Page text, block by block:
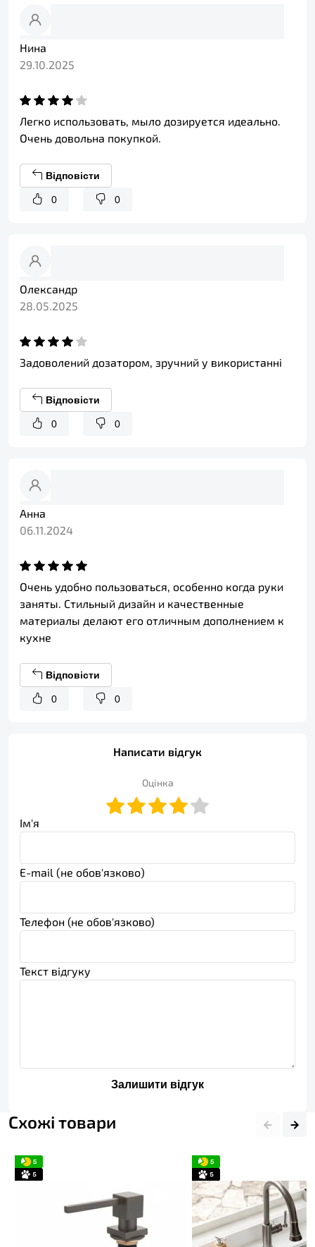
Нина
29.10.2025
Легко использовать, мыло дозируется идеально.
Очень довольна покупкой.
Відповісти
0 0
Олександр
28.05.2025
Задоволений дозатором, зручний у використанні
Відповісти
0 0
Анна
06.11.2024
Очень удобно пользоваться, особенно когда руки
заняты. Стильный дизайн и качественные
материалы делают его отличным дополнением к
кухне
Відповісти
0 0
Написати відгук
Оцінка
Ім'я
E-mail (не обов'язково)
Телефон (не обов'язково)
Текст відгуку
Залишити відгук
Схожі товари